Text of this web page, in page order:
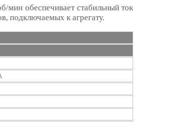
мин обеспечивает стабильный ток
подключаемых к агрегату.